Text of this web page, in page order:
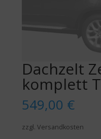
Dachzelt
komplett
549,00 €
zzgl. Versandkosten